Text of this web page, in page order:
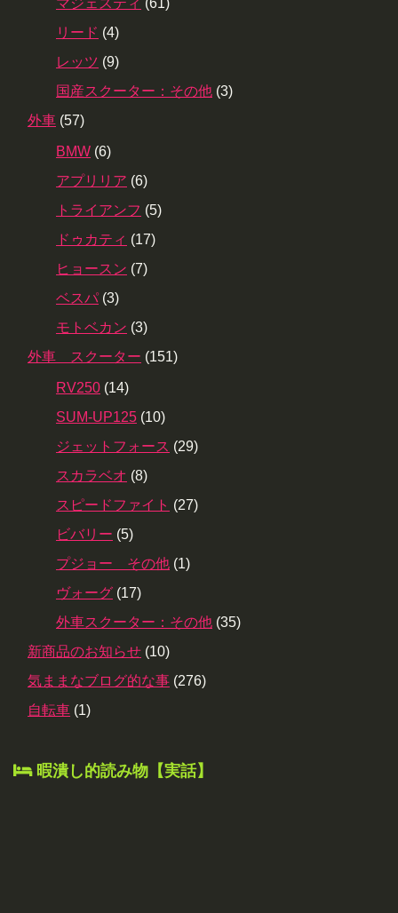
リード (4)
レッツ (9)
国産スクーター：その他 (3)
外車 (57)
BMW (6)
アプリリア (6)
トライアンフ (5)
ドゥカティ (17)
ヒョースン (7)
ベスパ (3)
モトベカン (3)
外車 スクーター (151)
RV250 (14)
SUM-UP125 (10)
ジェットフォース (29)
スカラベオ (8)
スピードファイト (27)
ビバリー (5)
プジョー その他 (1)
ヴォーグ (17)
外車スクーター：その他 (35)
新商品のお知らせ (10)
気ままなブログ的な事 (276)
自転車 (1)
暇潰し的読み物【実話】